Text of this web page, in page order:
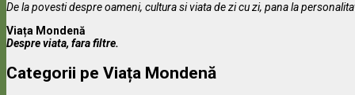
De la povesti despre oameni, cultura si viata de zi cu zi, pana la
Viața Mondenă
Despre viata, fara filtre.
Categorii pe Viața Mondenă